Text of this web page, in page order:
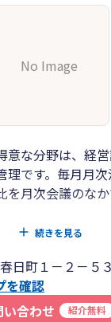
No Image
意な分野は、経
理です。毎月月次
月次会議のなか
ば利益が出るか」
続きを見る
日町１－２－５
を確認
い合わせ
紹介無料